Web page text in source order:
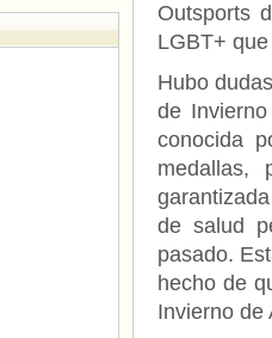
Outsports
LGBT+
Hubo
de
conocida
medallas,
de salud
pasado.
hecho de
Invierno de